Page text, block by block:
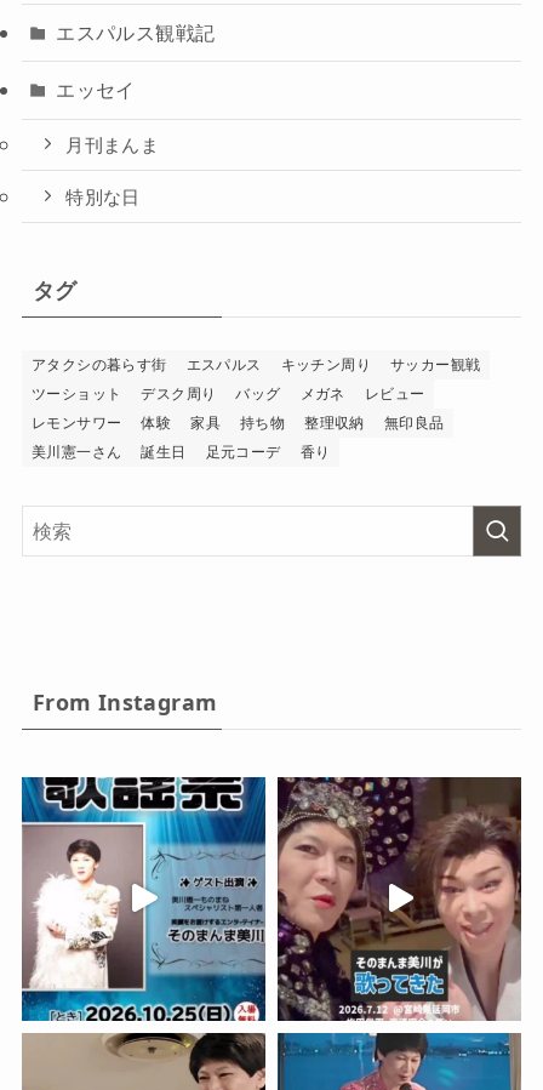
エスパルス観戦記
エッセイ
月刊まんま
特別な日
タグ
アタクシの暮らす街 エスパルス キッチン周り
サッカー観戦
ツーショット
デスク周り バッグ メガネ
レビュー
レモンサワー
体験 家具 持ち物 整理収納
無印良品
美川憲一さん
誕生日 足元コーデ 香り
From Instagram